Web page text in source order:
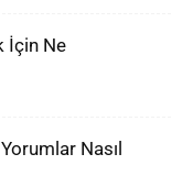
İçin Ne
Nasıl